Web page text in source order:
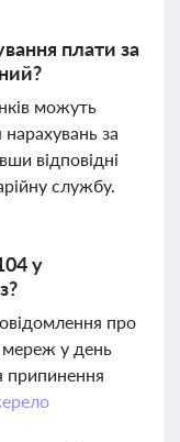
плати за
можуть
за
відповідні
службу.
у
про
у день
припинення